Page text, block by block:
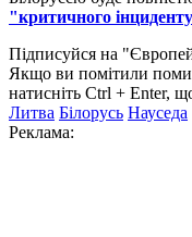
"критичного
Підписуйся на
Якщо ви помітили
натисніть Ctrl + Enter,
Литва Білорусь Науседа
Реклама: